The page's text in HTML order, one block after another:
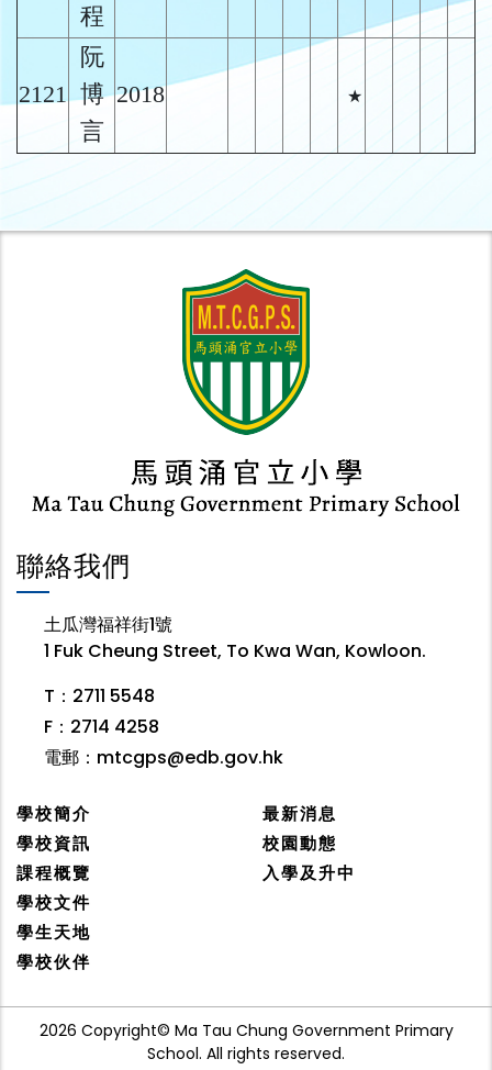
程
2121
阮
博
言
2018 ★
聯絡我們
土瓜灣福祥街1號
1 Fuk Cheung Street, To Kwa Wan, Kowloon.
T：2711 5548
F：2714 4258
電郵： mtcgps@edb.gov.hk
學校簡介
學校資訊
課程概覽
學校文件
學生天地
學校伙伴
最新消息
校園動態
入學及升中
2026 Copyright© Ma Tau Chung Government Primary
School. All rights reserved.